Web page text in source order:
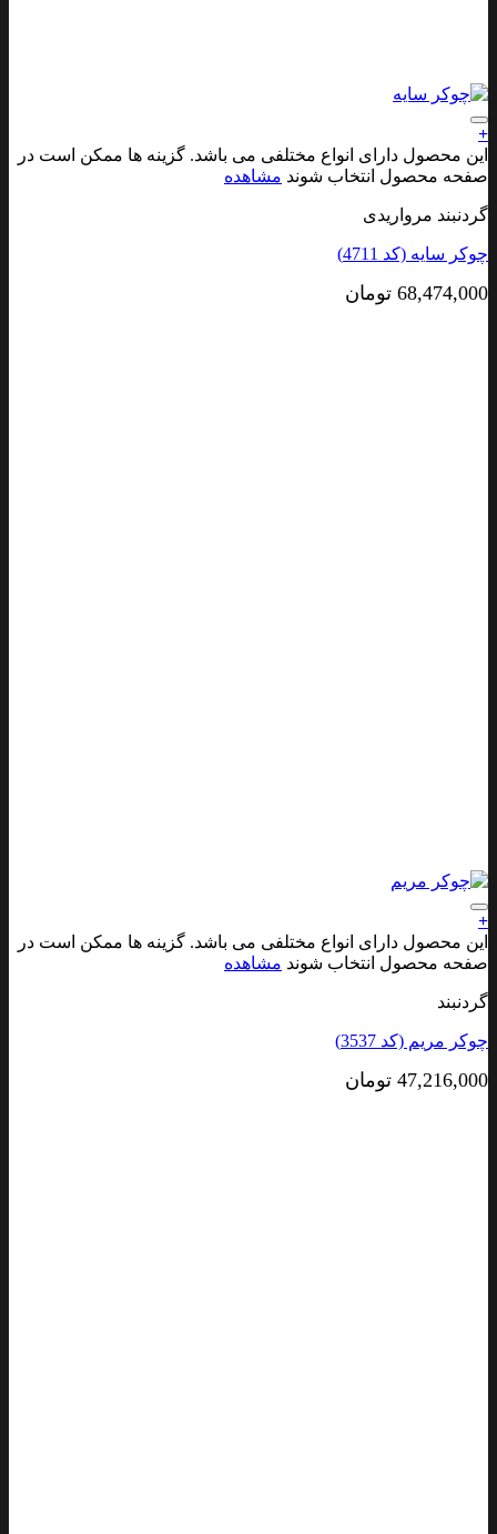
افزودن به علاقه مندی ها+
این محصول دارای انواع مختلفی می باشد. گزینه ها ممکن است در
صفحه محصول انتخاب شوند مشاهده
گردنبند مرواریدی
چوکر سایه (کد 4711)
68,474,000 تومان
افزودن به علاقه مندی ها+
این محصول دارای انواع مختلفی می باشد. گزینه ها ممکن است در
صفحه محصول انتخاب شوند مشاهده
گردنبند
چوکر مریم (کد 3537)
47,216,000 تومان